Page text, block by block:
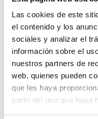
Las cookies de este
el contenido y los
sociales y analizar el
información sobre el
nuestros partners de
web, quienes pueden
que les haya
partir del uso que haya
estética
una luz agradable
atención recaiga
sobre la
facilidad para
modular no hay
puede emplear
PAR56.